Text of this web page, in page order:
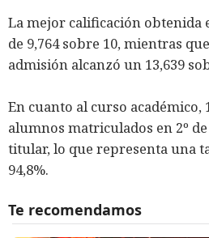
La mejor calificación obtenida
de 9,764 sobre 10, mientras
admisión alcanzó un 13,639
En cuanto al curso académico,
alumnos matriculados en 2º
titular, lo que representa una
94,8%.